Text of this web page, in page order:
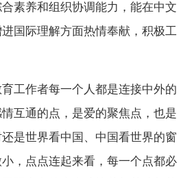
素养和组织协调能力，能在中文
国际理解方面热情奉献，积极工
作者每一个人都是连接中外的
互通的点，是爱的聚焦点，也是
是世界看中国、中国看世界的窗
，点点连起来看，每一个点都必